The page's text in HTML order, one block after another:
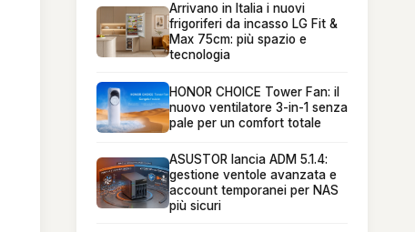
Arrivano in Italia i nuovi
frigoriferi da incasso LG Fit &
Max 75cm: più spazio e
tecnologia
HONOR CHOICE Tower Fan: il
nuovo ventilatore 3-in-1 senza
pale per un comfort totale
ASUSTOR lancia ADM 5.1.4:
gestione ventole avanzata e
account temporanei per NAS
più sicuri